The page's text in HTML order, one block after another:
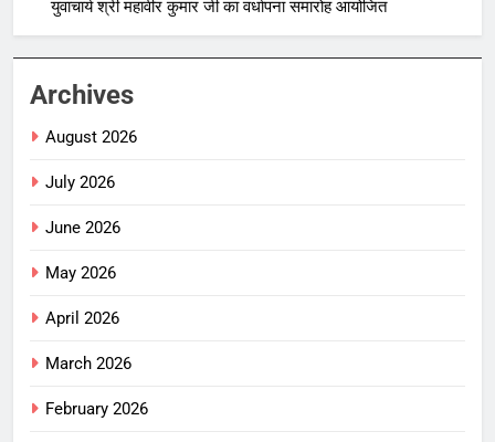
युवाचार्य श्री महावीर कुमार जी का वर्धापना समारोह आयोजित
Archives
August 2026
July 2026
June 2026
May 2026
April 2026
March 2026
February 2026